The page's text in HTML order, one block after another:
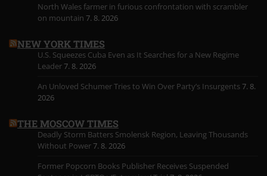
North Wales farmer in furious confrontation with scrambler
on mountain 7. 8. 2026
NEW YORK TIMES
U.S. Squeezes Cuba Even as It Searches for a New Regime
Leader7. 8. 2026
An Unloved Schumer Tries to Win Over Party’s Insurgents7. 8.
2026
THE MOSCOW TIMES
Deadly Storm Batters Smolensk Region, Leaving Thousands
Without Power7. 8. 2026
Former Popcorn Books Publisher Receives Suspended